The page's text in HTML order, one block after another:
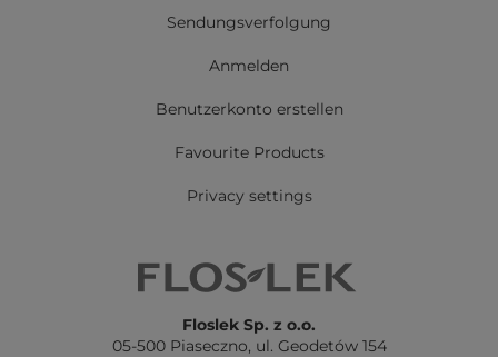
Sendungsverfolgung
Anmelden
Benutzerkonto erstellen
Favourite Products
Privacy settings
Floslek Sp. z o.o.
05-500 Piaseczno, ul. Geodetów 154